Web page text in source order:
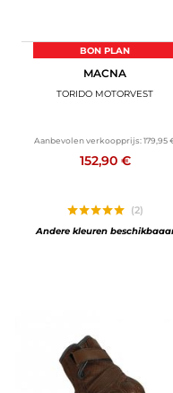
BON PLAN
MACNA
TORIDO MOTORVEST
Aanbevolen verkoopprijs:179,95
152,90 €
(2)
Andere kleuren